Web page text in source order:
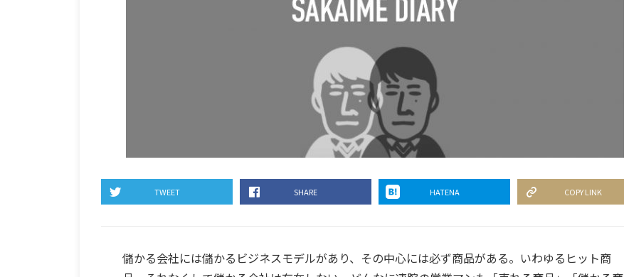
TWEET SHARE HATENA COPY LINK
儲かる会社には儲かるビジネスモデルがあり、その中心には必ず商品がある。いわゆるヒット商